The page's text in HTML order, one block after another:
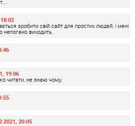
зробити свій сайт для простих людей, і мені
виходить.
19:06
читати, не знаю чому.
20:05